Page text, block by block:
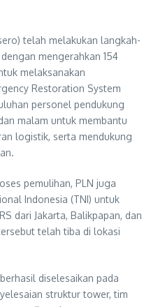
telah melakukan langkah-
mengerahkan 154
melaksanakan
Restoration System
personel pendukung
malam untuk membantu
logistik, serta mendukung
pemulihan, PLN juga
Indonesia (TNI) untuk
dari Jakarta, Balikpapan, dan
telah tiba di lokasi
diselesaikan pada
struktur tower, tim